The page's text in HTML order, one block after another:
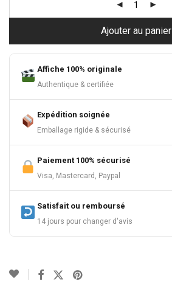
Ajouter au panier
Affiche 100% originale
Authentique & certifiée
Expédition soignée
Emballage rigide & sécurisé
Paiement 100% sécurisé
Visa, Mastercard, Paypal
Satisfait ou remboursé
14 jours pour changer d'avis